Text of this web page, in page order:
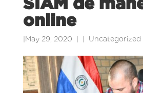
online
May 29, 2020 Uncategorized